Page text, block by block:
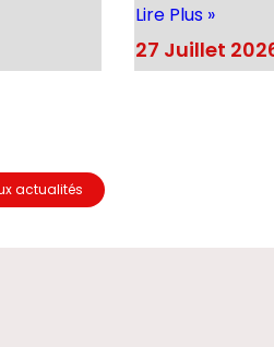
Lire Plus »
27 Juillet
actualités